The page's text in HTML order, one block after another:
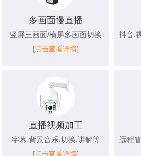
多画面慢直播
竖屏三画面/横屏多画面切换
[点击查看详情]
抖音.
直播视频加工
字幕.背景音乐.切换.讲解等
[点击查看详情]
远程